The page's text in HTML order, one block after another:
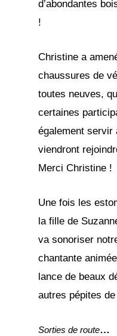
d’abondantes
!
Christine a
chaussures de
toutes neuves,
certaines
également servir
viendront
Merci Christine !
Une fois les
la fille de
va sonoriser
chantante
lance de beaux
autres pépites
Sorties de route